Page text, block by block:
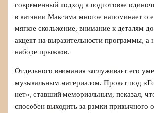
современный подход к подготовке
в катании Максима многое напоминает о
мягкое скольжение, внимание к деталям
акцент на выразительности программы, а
наборе прыжков.
Отдельного внимания заслуживает его
музыкальным материалом. Прокат под
нет», ставший мемориальным, показал,
способен выходить за рамки привычного